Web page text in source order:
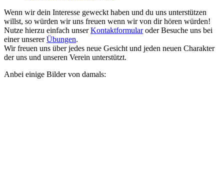
Wenn wir dein Interesse geweckt haben und du uns unterstützen
willst, so würden wir uns freuen wenn wir von dir hören würden!
Nutze hierzu einfach unserKontaktformularoder Besuche uns bei
einer unsererÜbungen.
Wir freuen uns über jedes neue Gesicht und jeden neuen Charakter
der uns und unseren Verein unterstützt.
Anbei einige Bilder von damals: